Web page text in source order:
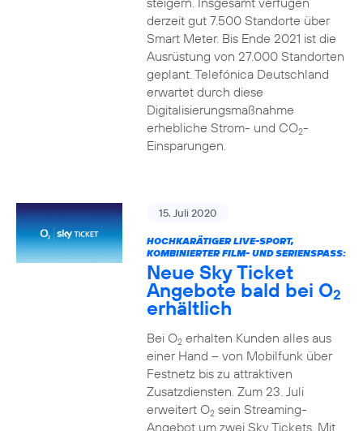
derzeit gut 7.500 Standorte über
Smart Meter. Bis Ende 2021 ist die
Ausrüstung von 27.000 Standorten
geplant. Telefónica Deutschland
erwartet durch diese
Digitalisierungsmaßnahme
erhebliche Strom- und CO2-
Einsparungen.
15. Juli 2020
HOCHKARÄTIGER LIVE-SPORT,
KOMBINIERTER FILM- UND SERIENSPASS:
Neue Sky Ticket
Angebote bald bei O2
erhältlich
Bei O2erhalten Kunden alles aus
einer Hand – von Mobilfunk über
Festnetz bis zu attraktiven
Zusatzdiensten. Zum 23. Juli
erweitert O2sein Streaming-
Angebot um zwei Sky Tickets. Mit